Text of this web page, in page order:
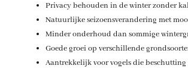
Privacy behouden in de winter zonder
Natuurlijke seizoensverandering met
Minder onderhoud dan sommige
Goede groei op verschillende
Aantrekkelijk voor vogels die beschutting